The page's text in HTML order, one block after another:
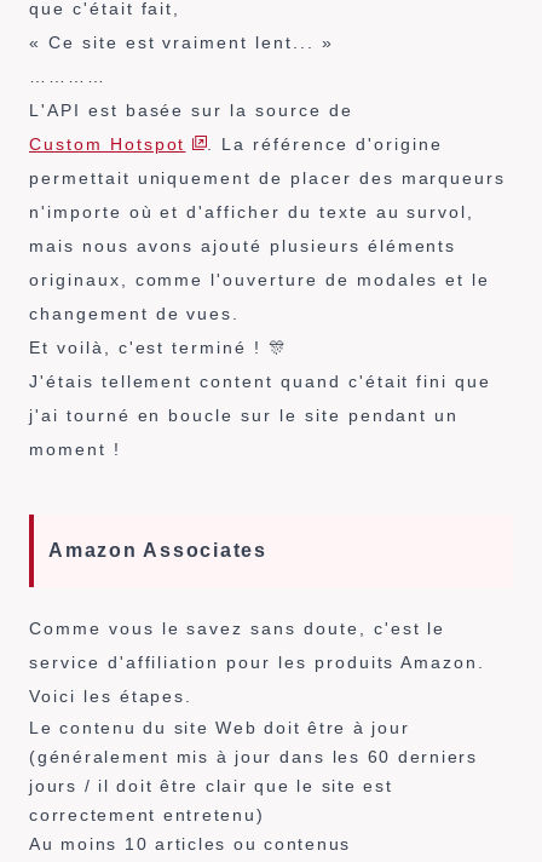
que c'était fait,
« Ce site est vraiment lent... »
…………
L'API est basée sur la source de
Custom Hotspot
. La référence d'origine
permettait uniquement de placer des marqueurs
n'importe où et d'afficher du texte au survol,
mais nous avons ajouté plusieurs éléments
originaux, comme l'ouverture de modales et le
changement de vues.
Et voilà, c'est terminé ! 🎊
J'étais tellement content quand c'était fini que
j'ai tourné en boucle sur le site pendant un
moment !
Amazon Associates
Comme vous le savez sans doute, c'est le
service d'affiliation pour les produits Amazon.
Voici les étapes.
Le contenu du site Web doit être à jour
(généralement mis à jour dans les 60 derniers
jours / il doit être clair que le site est
correctement entretenu)
Au moins 10 articles ou contenus